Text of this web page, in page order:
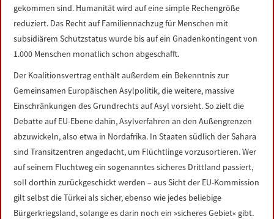
gekommen sind. Humanität wird auf eine simple Rechengröße
reduziert. Das Recht auf Familiennachzug für Menschen mit
subsidiärem Schutzstatus wurde bis auf ein Gnadenkontingent von
1.000 Menschen monatlich schon abgeschafft.
Der Koalitionsvertrag enthält außerdem ein Bekenntnis zur
Gemeinsamen Europäischen Asylpolitik, die weitere, massive
Einschränkungen des Grundrechts auf Asyl vorsieht. So zielt die
Debatte auf EU-Ebene dahin, Asylverfahren an den Außengrenzen
abzuwickeln, also etwa in Nordafrika. In Staaten südlich der Sahara
sind Transitzentren angedacht, um Flüchtlinge vorzusortieren. Wer
auf seinem Fluchtweg ein sogenanntes sicheres Drittland passiert,
soll dorthin zurückgeschickt werden – aus Sicht der EU-Kommission
gilt selbst die Türkei als sicher, ebenso wie jedes beliebige
Bürgerkriegsland, solange es darin noch ein »sicheres Gebiet« gibt.